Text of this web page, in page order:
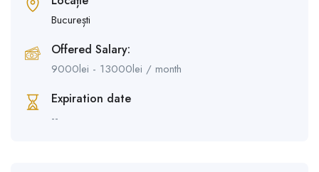
București
Offered Salary:
9000lei - 13000lei / month
Expiration date
--